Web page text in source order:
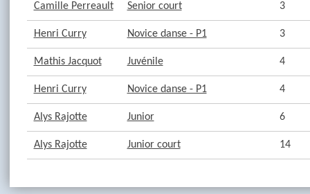
Camille Perreault Senior court 3
Henri Curry Novice danse - P1 3
Mathis Jacquot Juvénile 4
Henri Curry Novice danse - P1 4
Alys Rajotte Junior 6
Alys Rajotte Junior court 14